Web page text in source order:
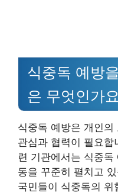
식중독 예방
은 무엇인가
식중독 예방은 개인의
관심과 협력이 필요
련 기관에서는 식중
동을 꾸준히 펼치고
국민들이 식중독의